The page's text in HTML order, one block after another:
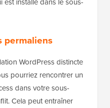
permaliens
WordPress distincte
pourriez rencontrer un
dans votre sous-
Cela peut entraîner